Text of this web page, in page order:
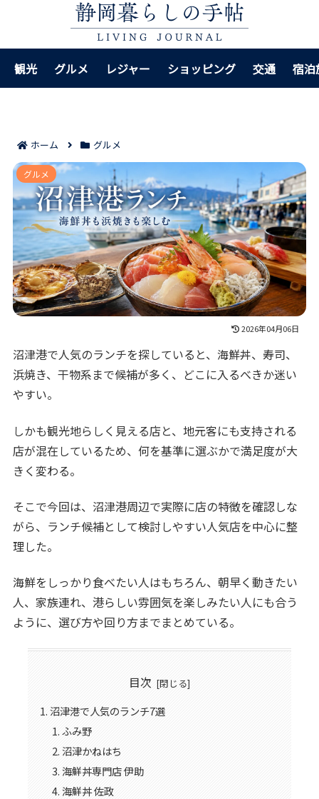
観光 グルメ レジャー ショッピング 交通 宿泊
ホーム グルメ
沼津港で人気のランチ7選｜海鮮丼も浜焼きも外しにく
い選び方！
グルメ
2026年04月06日
沼津港で人気のランチを探していると、海鮮丼、寿司、
浜焼き、干物系まで候補が多く、どこに入るべきか迷い
やすい。
しかも観光地らしく見える店と、地元客にも支持される
店が混在しているため、何を基準に選ぶかで満足度が大
きく変わる。
そこで今回は、沼津港周辺で実際に店の特徴を確認しな
がら、ランチ候補として検討しやすい人気店を中心に整
理した。
海鮮をしっかり食べたい人はもちろん、朝早く動きたい
人、家族連れ、港らしい雰囲気を楽しみたい人にも合う
ように、選び方や回り方までまとめている。
目次
沼津港で人気のランチ7選
ふみ野
沼津かねはち
海鮮丼専門店 伊助
海鮮丼 佐政